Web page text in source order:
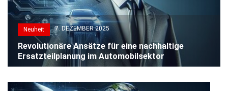
Neuheit 7. DEZEMBER 2025
Revolutionäre Ansätze für eine nachhaltige
Ersatzteilplanung im Automobilsektor